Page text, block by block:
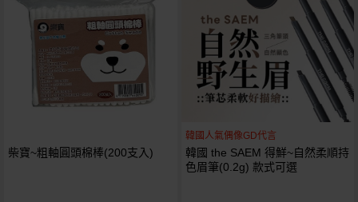
柴寶~粗軸圓頭棉棒(200支入)
韓國人氣偶像GD代言
韓國 the SAEM 得鮮~自然柔順持
色眉筆(0.2g) 款式可選